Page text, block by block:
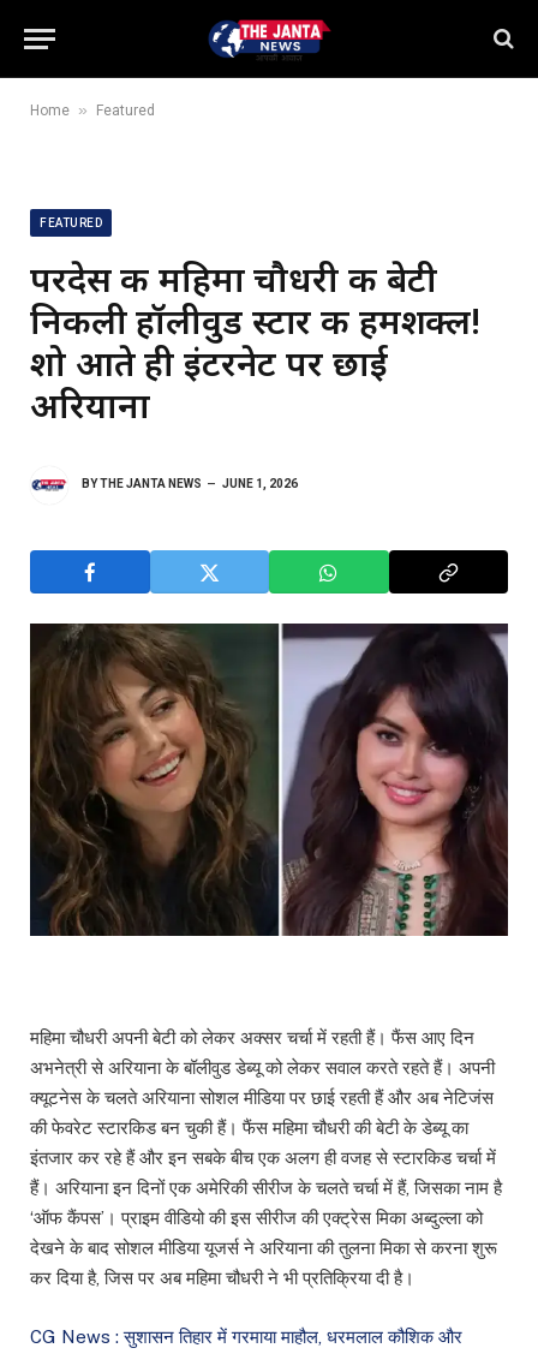
Home » Featured
FEATURED
परदेस की महिमा चौधरी की बेटी
निकली हॉलीवुड स्टार की हमशक्ल!
शो आते ही इंटरनेट पर छाई
अरियाना
BYTHE JANTA NEWS JUNE 1, 2026
महिमा चौधरी अपनी बेटी को लेकर अक्सर चर्चा में रहती हैं। फैंस आए दिन
अभनेत्री से अरियाना के बॉलीवुड डेब्यू को लेकर सवाल करते रहते हैं। अपनी
क्यूटनेस के चलते अरियाना सोशल मीडिया पर छाई रहती हैं और अब नेटिजंस
की फेवरेट स्टारकिड बन चुकी हैं। फैंस महिमा चौधरी की बेटी के डेब्यू का
इंतजार कर रहे हैं और इन सबके बीच एक अलग ही वजह से स्टारकिड चर्चा में
हैं। अरियाना इन दिनों एक अमेरिकी सीरीज के चलते चर्चा में हैं, जिसका नाम है
‘ऑफ कैंपस’। प्राइम वीडियो की इस सीरीज की एक्ट्रेस मिका अब्दुल्ला को
देखने के बाद सोशल मीडिया यूजर्स ने अरियाना की तुलना मिका से करना शुरू
कर दिया है, जिस पर अब महिमा चौधरी ने भी प्रतिक्रिया दी है।
CG News : सुशासन तिहार में गरमाया माहौल, धरमलाल कौशिक और